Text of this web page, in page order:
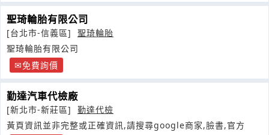
聖琦輪胎有限公司
[台北市-信義區]
聖琦輪胎
聖琦輪胎有限公司
免費詢價
勤達汽車代檢廠
[新北市-新莊區]
勤達代檢
黃頁資訊並非完整或正確資訊,請搜尋google商家,臉書,官方